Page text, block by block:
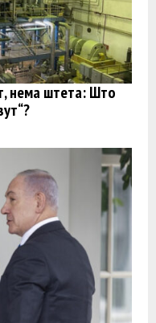
нема штета: Што